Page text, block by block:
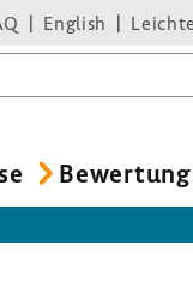
English